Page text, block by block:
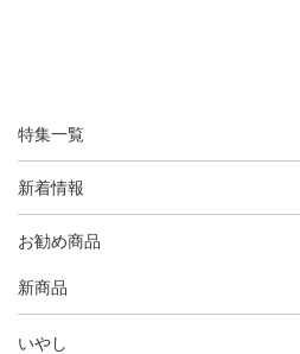
特集一覧
新着情報
お勧め商品
新商品
いやし